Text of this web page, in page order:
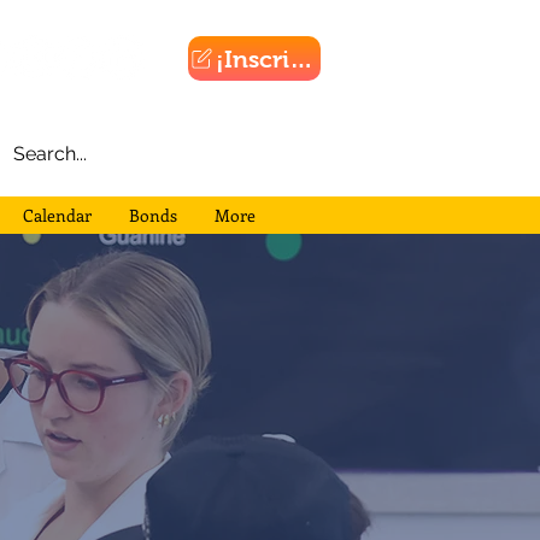
¡Inscribirse!
Calendar Bonds More